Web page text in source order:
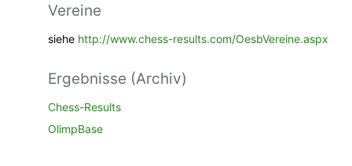
Vereine
siehe http://www.chess-results.com/OesbVereine.aspx
Ergebnisse (Archiv)
Chess-Results
OlimpBase